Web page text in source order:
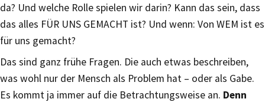
da? Und welche Rolle spielen wir darin? Kann das sein, dass
das alles FÜR UNS GEMACHT ist? Und wenn: Von WEM ist es
für uns gemacht?
Das sind ganz frühe Fragen. Die auch etwas beschreiben,
was wohl nur der Mensch als Problem hat – oder als Gabe.
Es kommt ja immer auf die Betrachtungsweise an. Denn